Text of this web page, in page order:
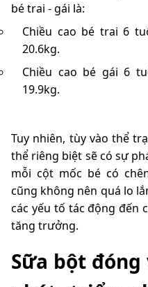
bé trai - gái là:
Chiều cao bé trai 6
20.6kg.
Chiều cao bé gái 6
19.9kg.
Tuy nhiên, tùy vào thể
thể riêng biệt sẽ có sự
mỗi cột mốc bé có
cũng không nên quá lo
các yếu tố tác động đến
tăng trưởng.
Sữa bột